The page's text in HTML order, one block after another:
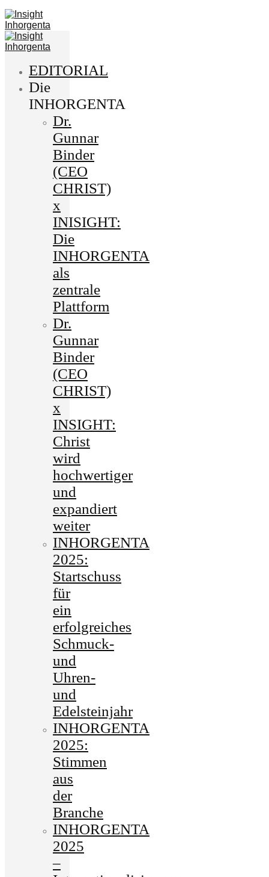
EDITORIAL
Die
INHORGENTA
Dr.
Gunnar
Binder
(CEO
CHRIST)
x
INISIGHT:
Die
INHORGENTA
als
zentrale
Plattform
Dr.
Gunnar
Binder
(CEO
CHRIST)
x
INSIGHT:
Christ
wird
hochwertiger
und
expandiert
weiter
INHORGENTA
2025:
Startschuss
für
ein
erfolgreiches
Schmuck-
und
Uhren-
und
Edelsteinjahr
INHORGENTA
2025:
Stimmen
aus
der
Branche
INHORGENTA
2025
–